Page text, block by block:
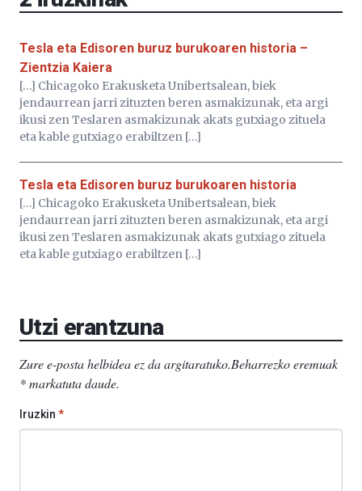
Tesla eta Edisoren buruz burukoaren historia –
Zientzia Kaiera
[…] Chicagoko Erakusketa Unibertsalean, biek
jendaurrean jarri zituzten beren asmakizunak, eta argi
ikusi zen Teslaren asmakizunak akats gutxiago zituela
eta kable gutxiago erabiltzen […]
Tesla eta Edisoren buruz burukoaren historia
[…] Chicagoko Erakusketa Unibertsalean, biek
jendaurrean jarri zituzten beren asmakizunak, eta argi
ikusi zen Teslaren asmakizunak akats gutxiago zituela
eta kable gutxiago erabiltzen […]
Utzi erantzuna
Zure e-posta helbidea ez da argitaratuko.Beharrezko eremuak
*markatuta daude.
Iruzkin *